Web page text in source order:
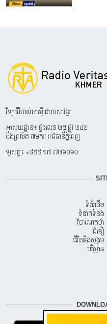
វិទ្យុ វើរីតាស់អាស៊ី ជាភាសាខ្មែរ
អាសយដ្ឋាន៖ ផ្ទះលេខ ២៥ ផ្លូវ ២៤២
បឹងព្រលិត ៧មករា រាជធានីភ្នំពេញ
ទូរសព្ទ៖ +៨៥៥ ១៧ ៧២៦០៦០
ទំព័រដើម
ទំនាក់ទំនង
វិចារណកថា
ជំនឿ
ជីវិតនិងសង្គម
បរិស្ថាន